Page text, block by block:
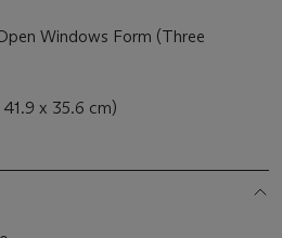
Windows Form (Three
x 35.6 cm)